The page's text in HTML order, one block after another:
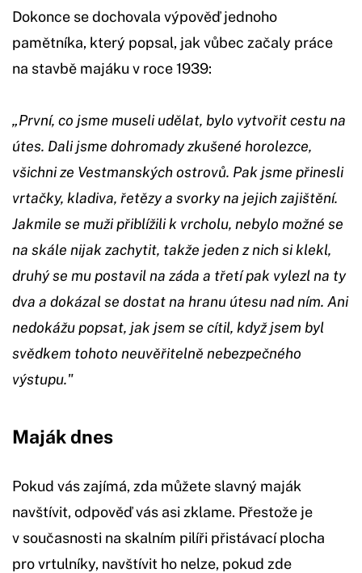
Dokonce se dochovala výpověď jednoho
pamětníka, který popsal, jak vůbec začaly práce
na stavbě majáku v roce 1939:
„První, co jsme museli udělat, bylo vytvořit cestu na
útes. Dali jsme dohromady zkušené horolezce,
všichni ze Vestmanských ostrovů. Pak jsme přinesli
vrtačky, kladiva, řetězy a svorky na jejich zajištění.
Jakmile se muži přiblížili k vrcholu, nebylo možné se
na skále nijak zachytit, takže jeden z nich si klekl,
druhý se mu postavil na záda a třetí pak vylezl na ty
dva a dokázal se dostat na hranu útesu nad ním. Ani
nedokážu popsat, jak jsem se cítil, když jsem byl
svědkem tohoto neuvěřitelně nebezpečného
výstupu."
Maják dnes
Pokud vás zajímá, zda můžete slavný maják
navštívit, odpověď vás asi zklame. Přestože je
v současnosti na skalním pilíři přistávací plocha
pro vrtulníky, navštívit ho nelze, pokud zde